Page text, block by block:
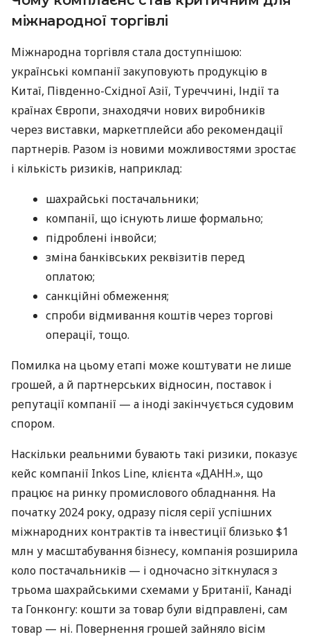
міжнародної торгівлі
Міжнародна торгівля стала доступнішою:
українські компанії закуповують продукцію в
Китаї, Південно-Східної Азії, Туреччині, Індії та
країнах Європи, знаходячи нових виробників
через виставки, маркетплейси або рекомендації
партнерів. Разом із новими можливостями зростає
і кількість ризиків, наприклад:
шахрайські постачальники;
компанії, що існують лише формально;
підроблені інвойси;
зміна банківських реквізитів перед
оплатою;
санкційні обмеження;
спроби відмивання коштів через торгові
операції, тощо.
Помилка на цьому етапі може коштувати не лише
грошей, а й партнерських відносин, поставок і
репутації компанії — а іноді закінчується судовим
спором.
Наскільки реальними бувають такі ризики, показує
кейс компанії Inkos Line, клієнта «ДАНН.», що
працює на ринку промислового обладнання. На
початку 2024 року, одразу після серії успішних
міжнародних контрактів та інвестиції близько $1
млн у масштабування бізнесу, компанія розширила
коло постачальників — і одночасно зіткнулася з
трьома шахрайськими схемами у Британії, Канаді
та Гонконгу: кошти за товар були відправлені, сам
товар — ні. Повернення грошей зайняло вісім